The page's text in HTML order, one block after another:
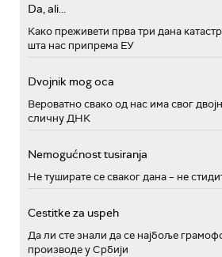
Da, ali...
Како преживети прва три дана
шта нас припрема ЕУ
Dvojnik mog oca
Вероватно свако од нас има свог
сличну ДНК
Nemogućnost tusiranja
Не туширате се сваког дана – не
Cestitke za uspeh
Да ли сте знали да се најбоље
производе у Србији